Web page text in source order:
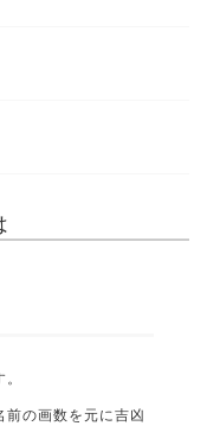
の画数を元に吉凶